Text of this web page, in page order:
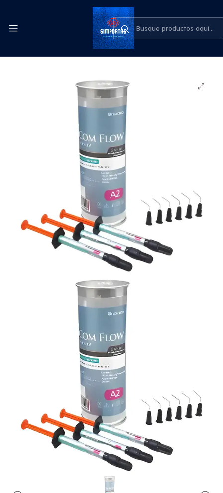
Despachos express a todo el país
Inicio Odontología
Kit Composite Foto T Com Flow 3 Jeringas Resina
Dental Flow